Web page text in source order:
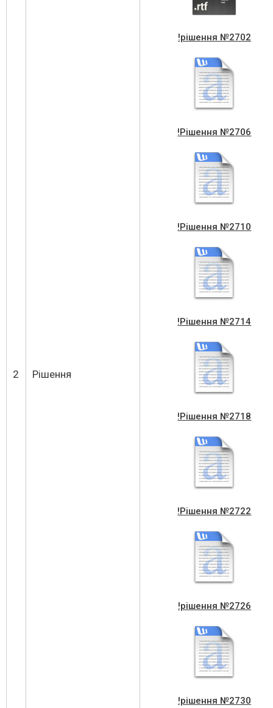
2 Рішення
!рішення №2702
!Рішення №2706
!Рішення №2710
!Рішення №2714
!Рішення №2718
!Рішення №2722
!рішення №2726
!рішення №2730